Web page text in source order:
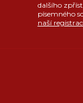
dalšího
písemného
naší